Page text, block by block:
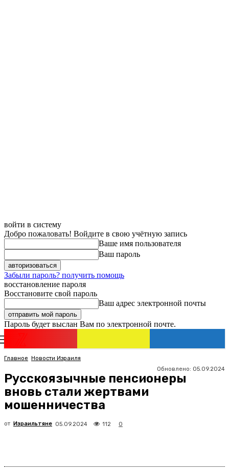
войти в систему
Добро пожаловать! Войдите в свою учётную запись
Ваше имя пользователя
Ваш пароль
Забыли пароль? получить помощь
восстановление пароля
Восстановите свой пароль
Ваш адрес электронной почты
Пароль будет выслан Вам по электронной почте.
Главное
Новости Израиля
Обновлено: 05.09.2024
Русскоязычные пенсионеры
вновь стали жертвами
мошенничества
от Израильтяне 05.09.2024 112 0